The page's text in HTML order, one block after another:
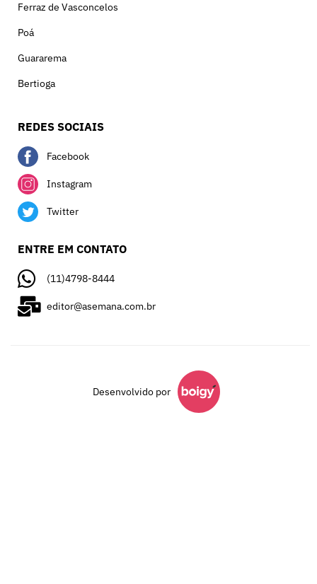
Ferraz de Vasconcelos
Poá
Guararema
Bertioga
REDES SOCIAIS
Facebook
Instagram
Twitter
ENTRE EM CONTATO
(11)4798-8444
editor@asemana.com.br
Desenvolvido por